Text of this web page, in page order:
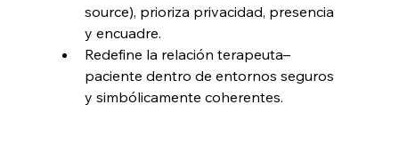
source), prioriza privacidad, presencia
y encuadre.
Redefine la relación terapeuta–
paciente dentro de entornos seguros
y simbólicamente coherentes.